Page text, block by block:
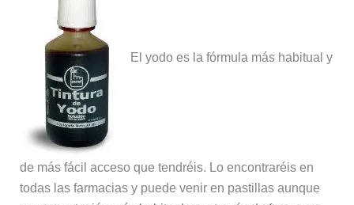
El yodo es la fórmula más habitual y
de más fácil acceso que tendréis. Lo encontraréis en
todas las farmacias y puede venir en pastillas aunque